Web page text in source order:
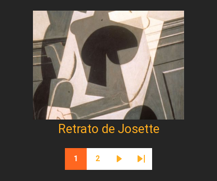
Retrato de Josette
Página actual
1
Página
2
Siguiente página
Última página